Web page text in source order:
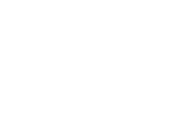
합니다.
가격뿐 아니라 일반자차,